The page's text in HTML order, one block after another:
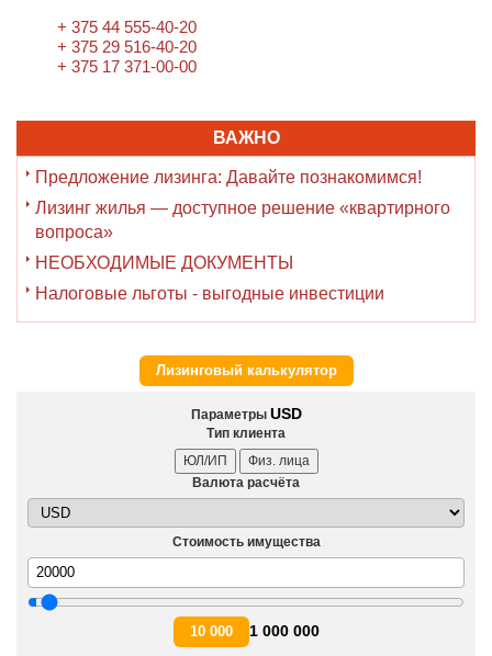
+ 375 44 555-40-20
+ 375 29 516-40-20
+ 375 17 371-00-00
ВАЖНО
Предложение лизинга: Давайте познакомимся!
Лизинг жилья — доступное решение «квартирного
вопроса»
НЕОБХОДИМЫЕ ДОКУМЕНТЫ
Налоговые льготы - выгодные инвестиции
Лизинговый калькулятор
Параметры USD
Тип клиента
ЮЛ/ИП
Физ. лица
Валюта расчёта
Стоимость имущества
10 000 1 000 000